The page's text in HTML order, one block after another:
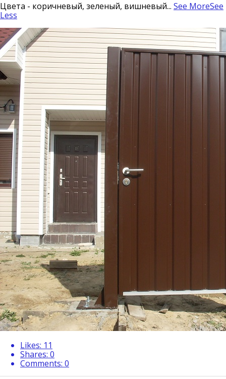
Цвета - коричневый, зеленый, вишневый... See MoreSee
Less
Likes: 11
Shares: 0
Comments: 0